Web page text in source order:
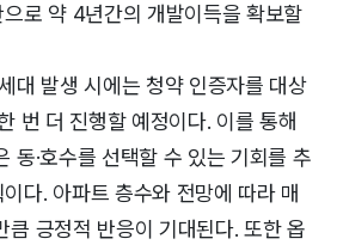
로 약 4년간의 개발이득을 확보할
대 발생 시에는 청약 인증자를 대상
번 더 진행할 예정이다. 이를 통해
동·호수를 선택할 수 있는 기회를 추
다. 아파트 층수와 전망에 따라 매
큼 긍정적 반응이 기대된다. 또한 옵